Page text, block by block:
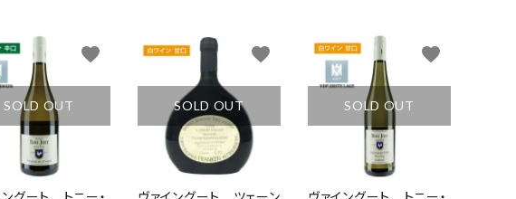
SOLD OUT
favorite
SOLD OUT
favorite
SOLD OUT
favorite